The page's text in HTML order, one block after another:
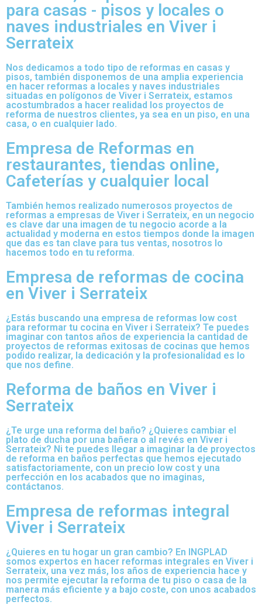
para casas - pisos y locales o
naves industriales en Viver i
Serrateix
Nos dedicamos a todo tipo de reformas en casas y
pisos, también disponemos de una amplia experiencia
en hacer reformas a locales y naves industriales
situadas en polígonos de Viver i Serrateix, estamos
acostumbrados a hacer realidad los proyectos de
reforma de nuestros clientes, ya sea en un piso, en una
casa, o en cualquier lado.
Empresa de Reformas en
restaurantes, tiendas online,
Cafeterías y cualquier local
También hemos realizado numerosos proyectos de
reformas a empresas de Viver i Serrateix, en un negocio
es clave dar una imagen de tu negocio acorde a la
actualidad y moderna en estos tiempos donde la imagen
que das es tan clave para tus ventas, nosotros lo
hacemos todo en tu reforma.
Empresa de reformas de cocina
en Viver i Serrateix
¿Estás buscando una empresa de reformas low cost
para reformar tu cocina en Viver i Serrateix? Te puedes
imaginar con tantos años de experiencia la cantidad de
proyectos de reformas exitosas de cocinas que hemos
podido realizar, la dedicación y la profesionalidad es lo
que nos define.
Reforma de baños en Viver i
Serrateix
¿Te urge una reforma del baño? ¿Quieres cambiar el
plato de ducha por una bañera o al revés en Viver i
Serrateix? Ni te puedes llegar a imaginar la de proyectos
de reforma en baños perfectas que hemos ejecutado
satisfactoriamente, con un precio low cost y una
perfección en los acabados que no imaginas,
contáctanos.
Empresa de reformas integral
Viver i Serrateix
¿Quieres en tu hogar un gran cambio? En INGPLAD
somos expertos en hacer reformas integrales en Viver i
Serrateix, una vez más, los años de experiencia hace y
nos permite ejecutar la reforma de tu piso o casa de la
manera más eficiente y a bajo coste, con unos acabados
perfectos.